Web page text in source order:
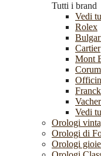
Tutti i brand
Vedi
Rolex
Cartier
Mont
Corum
Vedi
Orologi
Orologi di
Orologi